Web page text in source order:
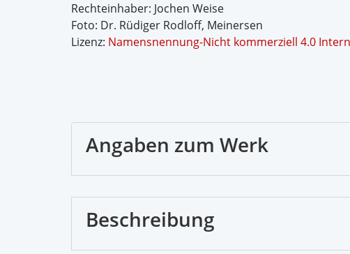
Rechteinhaber: Jochen Weise
Foto: Dr. Rüdiger Rodloff, Meinersen
Lizenz: Namensnennung-Nicht kommerziell 4.0
Angaben zum Werk
Beschreibung